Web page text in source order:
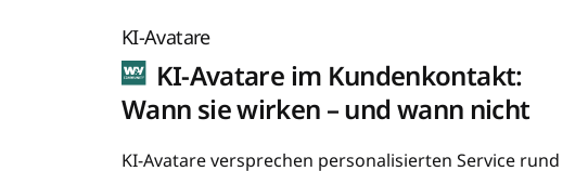
KI-Avatare
KI-Avatare im Kundenkontakt:
Wann sie wirken – und wann nicht
KI-Avatare versprechen personalisierten Service rund